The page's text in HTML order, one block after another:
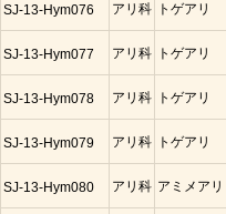
SJ-13-Hym076 アリ科 トゲアリ
SJ-13-Hym077 アリ科 トゲアリ
SJ-13-Hym078 アリ科 トゲアリ
SJ-13-Hym079 アリ科 トゲアリ
SJ-13-Hym080 アリ科 アミメアリ